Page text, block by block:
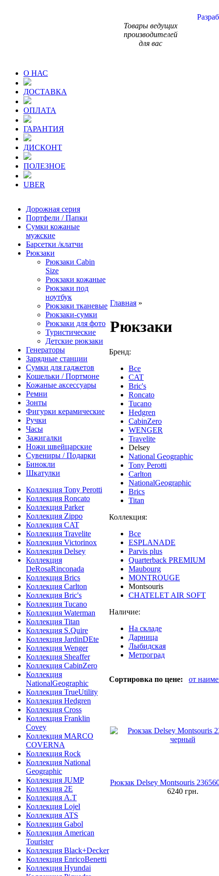
Товары ведущих
производителей
для вас
О НАС
ДОСТАВКА
ОПЛАТА
ГАРАНТИЯ
ДИСКОНТ
ПОЛЕЗНОЕ
UBER
Дорожная серия
Портфели / Папки
Сумки кожаные
мужские
Барсетки /клатчи
Рюкзаки
Рюкзаки Сabin
Size
Рюкзаки кожаные
Рюкзаки под
ноутбук
Рюкзаки тканевые
Рюкзаки-сумки
Рюкзаки для фото
Туристические
Детские рюкзаки
Генераторы
Зарядные станции
Сумки для гаджетов
Кошельки / Портмоне
Кожаные аксессуары
Ремни
Зонты
Фигурки керамические
Ручки
Часы
Зажигалки
Ножи швейцарские
Сувениры / Подарки
Бинокли
Шкатулки
Коллекция Tony Perotti
Коллекция Roncato
Коллекция Parker
Коллекция Zippo
Коллекция CAT
Коллекция Travelite
Коллекция Victorinox
Коллекция Delsey
Коллекция
DeRosaRinconada
Коллекция Brics
Коллекция Carlton
Коллекция Bric's
Коллекция Tucano
Коллекция Waterman
Коллекция Titan
Коллекция S.Quire
Коллекция JardinDEte
Коллекция Wenger
Коллекция Sheaffer
Коллекция CabinZero
Коллекция
NationalGeographic
Коллекция TrueUtility
Коллекция Hedgren
Коллекция Cross
Коллекция Franklin
Covey
Коллекция MARCO
COVERNA
Коллекция Rock
Коллекция National
Geographic
Коллекция JUMP
Коллекция 2E
Коллекция A.T
Коллекция Lojel
Коллекция ATS
Коллекция Gabol
Коллекция American
Tourister
Коллекция Black+Decker
Коллекция EnricoBenetti
Коллекция Hyundai
Главная »
Рюкзаки
Бренд:
Все
CAT
Bric's
Roncato
Tucano
Hedgren
CabinZero
WENGER
Travelite
Delsey
National Geographic
Tony Perotti
Carlton
NationalGeographic
Brics
Titan
Коллекция:
Все
ESPLANADE
Parvis plus
Quarterback PREMIUM
Maubourg
MONTROUGE
Montsouris
CHATELET AIR SOFT
Наличие:
На складе
Дарница
Лыбидская
Метроград
Сортировка по цене: от
Рюкзак Delsey Montsouris
6240грн.